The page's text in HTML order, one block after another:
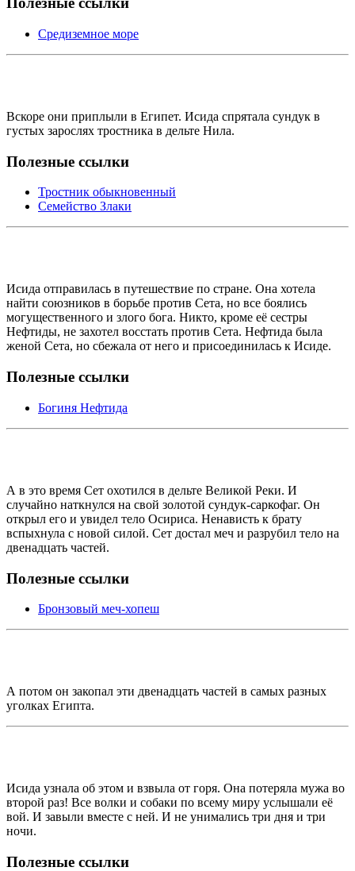
Средиземное море
Вскоре они приплыли в Египет. Исида спрятала сундук в
густых зарослях тростника в дельте Нила.
Полезные ссылки
Тростник обыкновенный
Семейство Злаки
Исида отправилась в путешествие по стране. Она хотела
найти союзников в борьбе против Сета, но все боялись
могущественного и злого бога. Никто, кроме её сестры
Нефтиды, не захотел восстать против Сета. Нефтида была
женой Сета, но сбежала от него и присоединилась к Исиде.
Полезные ссылки
Богиня Нефтида
А в это время Сет охотился в дельте Великой Реки. И
случайно наткнулся на свой золотой сундук-саркофаг. Он
открыл его и увидел тело Осириса. Ненависть к брату
вспыхнула с новой силой. Сет достал меч и разрубил тело на
двенадцать частей.
Полезные ссылки
Бронзовый меч-хопеш
А потом он закопал эти двенадцать частей в самых разных
уголках Египта.
Исида узнала об этом и взвыла от горя. Она потеряла мужа во
второй раз! Все волки и собаки по всему миру услышали её
вой. И завыли вместе с ней. И не унимались три дня и три
ночи.
Полезные ссылки